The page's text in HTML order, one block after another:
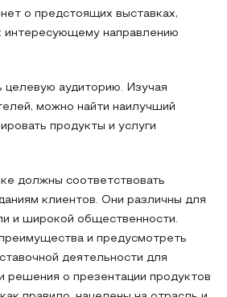
о предстоящих выставках,
интересующему направлению
целевую аудиторию. Изучая
можно найти наилучший
продукты и услуги
должны соответствовать
клиентов. Они различны для
и широкой общественности.
и предусмотреть
деятельности для
решения о презентации продуктов